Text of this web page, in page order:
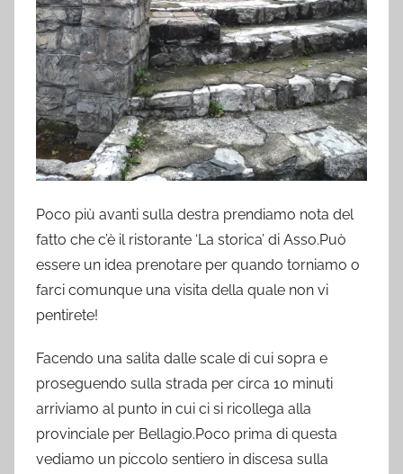
Poco più avanti sulla destra prendiamo nota del
fatto che c’è il ristorante ‘La storica’ di Asso.Può
essere un idea prenotare per quando torniamo o
farci comunque una visita della quale non vi
pentirete!
Facendo una salita dalle scale di cui sopra e
proseguendo sulla strada per circa 10 minuti
arriviamo al punto in cui ci si ricollega alla
provinciale per Bellagio.Poco prima di questa
vediamo un piccolo sentiero in discesa sulla